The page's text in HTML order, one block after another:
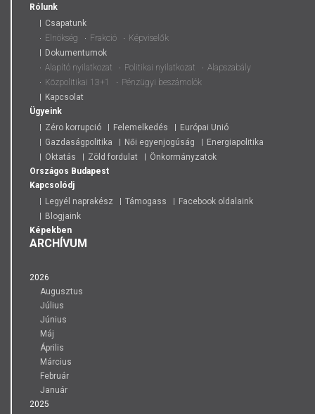
Rólunk
Csapatunk
Elnökség
Frakció
Képviselők
Dokumentumok
Alapító nyilatkozat
Politikai nyilatkozat
Alapszabály
Közpolitikai 13+1
Pénzügyi beszámolók
Kapcsolat
Ügyeink
Zéro korrupció
Felemelkedés
Európai Unió
Gazdaságpolitika
Női egyenjogúság
Energiapolitika
Oktatás
Zöld fordulat
Önkormányzatok
Országos Budapest
Kapcsolódj
Legyél naprakész
Támogass
Facebook oldalaink
Blogjaink
Képekben
ARCHÍVUM
2026
Augusztus
Július
Június
Máj
Április
Március
Február
Január
2025